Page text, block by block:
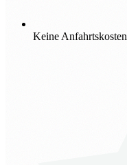
Keine Anfahrtskosten